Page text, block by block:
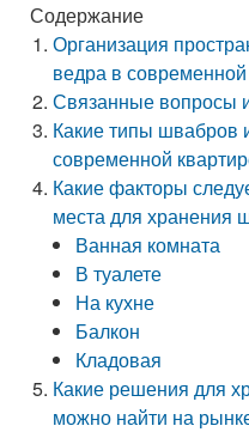
Содержание
Организация
ведра в
Связанные вопросы
Какие типы швабров
современной
Какие факторы
места для хранения
Ванная комната
В туалете
На кухне
Балкон
Кладовая
Какие решения для
можно найти на